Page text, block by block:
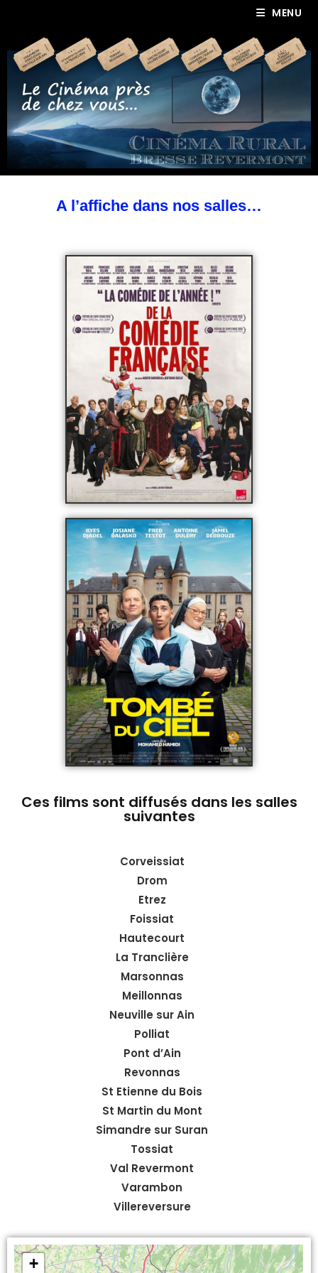
MENU
A l’affiche dans nos salles…
Ces films sont diffusés dans les salles
suivantes
Corveissiat
Drom
Etrez
Foissiat
Hautecourt
La Tranclière
Marsonnas
Meillonnas
Neuville sur Ain
Polliat
Pont d’Ain
Revonnas
St Etienne du Bois
St Martin du Mont
Simandre sur Suran
Tossiat
Val Revermont
Varambon
Villereversure
+